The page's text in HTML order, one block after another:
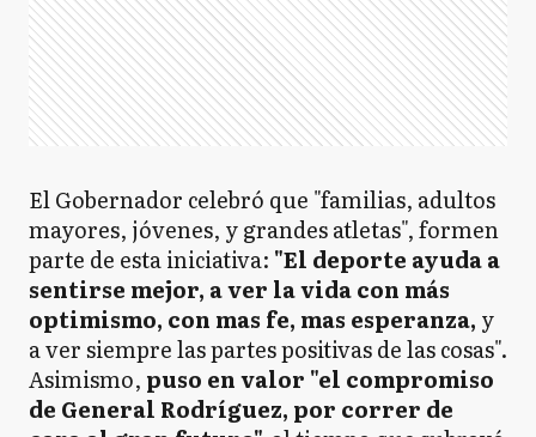
El Gobernador celebró que "familias, adultos
mayores, jóvenes, y grandes atletas", formen
parte de esta iniciativa: "El deporte ayuda a
sentirse mejor, a ver la vida con más
optimismo, con mas fe, mas esperanza, y
a ver siempre las partes positivas de las cosas".
Asimismo, puso en valor "el compromiso
de General Rodríguez, por correr de